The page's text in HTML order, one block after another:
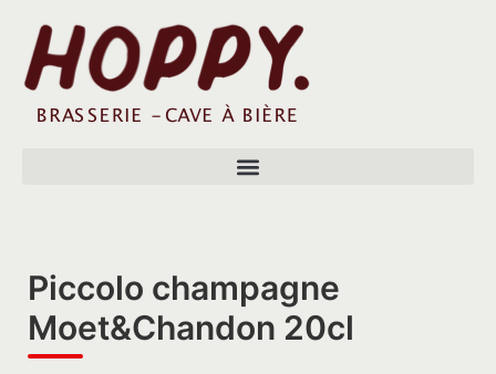
Piccolo champagne
Moet&Chandon 20cl